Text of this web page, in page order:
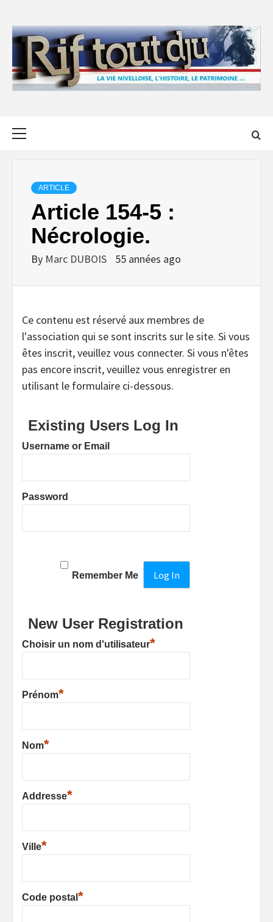
content
ARTICLE
Article 154-5 :
Nécrologie.
By Marc DUBOIS 55 années ago
Ce contenu est réservé aux membres de
l'association qui se sont inscrits sur le site. Si vous
êtes inscrit, veuillez vous connecter. Si vous n'êtes
pas encore inscrit, veuillez vous enregistrer en
utilisant le formulaire ci-dessous.
Existing Users Log In
Username or Email
Password
Remember Me
New User Registration
Choisir un nom d'utilisateur*
Prénom*
Nom*
Addresse*
Ville*
Code postal *